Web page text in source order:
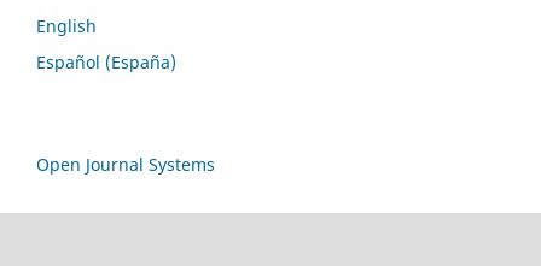
English
Español (España)
Open Journal Systems